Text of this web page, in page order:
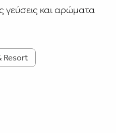
γεύσεις και αρώματα
Resort